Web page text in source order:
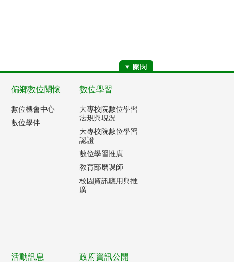
偏鄉數位關懷
數位機會中心
數位學伴
數位學習
大專校院數位學習
法規與現況
大專校院數位學習
認證
數位學習推廣
教育部磨課師
校園資訊應用與推
廣
活動訊息 政府資訊公開